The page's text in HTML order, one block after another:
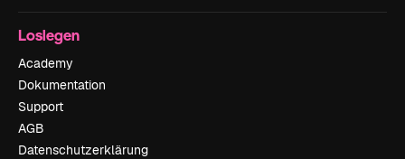
Loslegen
Academy
Dokumentation
Support
AGB
Datenschutzerklärung